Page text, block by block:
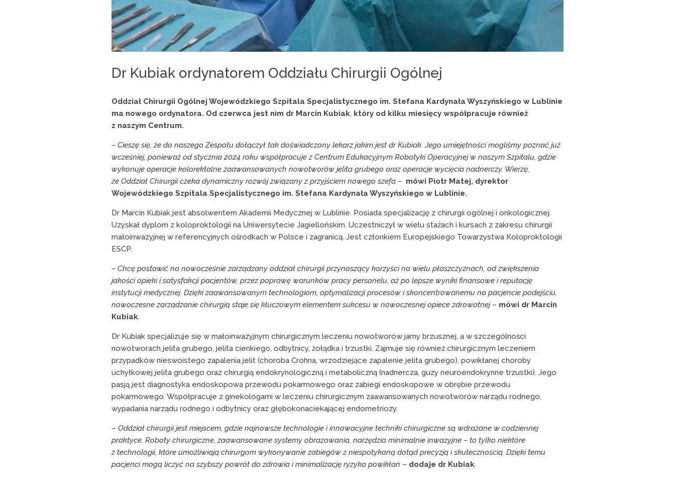
Dr Kubiak ordynatorem Oddziału Chirurgii Ogólnej
Oddział Chirurgii Ogólnej Wojewódzkiego Szpitala Specjalistycznego im. Stefana Kardynała Wyszyńskiego w Lublinie
ma nowego ordynatora. Od czerwca jest nim dr Marcin Kubiak, który od kilku miesięcy współpracuje również
z naszym Centrum.
– Cieszę się, że do naszego Zespołu dołączył tak doświadczony lekarz jakim jest dr Kubiak. Jego umiejętności mogliśmy poznać już
wcześniej, ponieważ od stycznia 2024 roku współpracuje z Centrum Edukacyjnym Robotyki Operacyjnej w naszym Szpitalu, gdzie
wykonuje operacje kolorektalne zaawansowanych nowotworów jelita grubego oraz operacje wycięcia nadnerczy. Wierzę,
że Oddział Chirurgii czeka dynamiczny rozwój związany z przyjściem nowego szefa – mówi Piotr Matej, dyrektor
Wojewódzkiego Szpitala Specjalistycznego im. Stefana Kardynała Wyszyńskiego w Lublinie.
Dr Marcin Kubiak jest absolwentem Akademii Medycznej w Lublinie. Posiada specjalizację z chirurgii ogólnej i onkologicznej.
Uzyskał dyplom z koloproktologii na Uniwersytecie Jagiellońskim. Uczestniczył w wielu stażach i kursach z zakresu chirurgii
małoinwazyjnej w referencyjnych ośrodkach w Polsce i zagranicą. Jest członkiem Europejskiego Towarzystwa Koloproktologii
ESCP.
– Chcę postawić na nowocześnie zarządzany oddział chirurgii przynoszący korzyści na wielu płaszczyznach, od zwiększenia
jakości opieki i satysfakcji pacjentów, przez poprawę warunków pracy personelu, aż po lepsze wyniki finansowe i reputację
instytucji medycznej. Dzięki zaawansowanym technologiom, optymalizacji procesów i skoncentrowanemu na pacjencie podejściu,
nowoczesne zarządzanie chirurgią staje się kluczowym elementem sukcesu w nowoczesnej opiece zdrowotnej – mówi dr Marcin
Kubiak.
Dr Kubiak specjalizuje się w małoinwazyjnym chirurgicznym leczeniu nowotworów jamy brzusznej, a w szczególności
nowotworach jelita grubego, jelita cienkiego, odbytnicy, żołądka i trzustki. Zajmuje się również chirurgicznym leczeniem
przypadków nieswoistego zapalenia jelit (choroba Crohna, wrzodziejące zapalenie jelita grubego), powikłanej choroby
uchyłkowej jelita grubego oraz chirurgią endokrynologiczną i metaboliczną (nadnercza, guzy neuroendokrynne trzustki). Jego
pasją jest diagnostyka endoskopowa przewodu pokarmowego oraz zabiegi endoskopowe w obrębie przewodu
pokarmowego. Współpracuje z ginekologami w leczeniu chirurgicznym zaawansowanych nowotworów narządu rodnego,
wypadania narządu rodnego i odbytnicy oraz głębokonaciekającej endometriozy.
– Oddział chirurgii jest miejscem, gdzie najnowsze technologie i innowacyjne techniki chirurgiczne są wdrażane w codziennej
praktyce. Roboty chirurgiczne, zaawansowane systemy obrazowania, narzędzia minimalnie inwazyjne – to tylko niektóre
z technologii, które umożliwiają chirurgom wykonywanie zabiegów z niespotykaną dotąd precyzją i skutecznością. Dzięki temu
pacjenci mogą liczyć na szybszy powrót do zdrowia i minimalizację ryzyka powikłań – dodaje dr Kubiak.